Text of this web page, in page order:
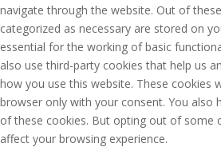
navigate through the website. Out of
categorized as necessary are stored on
essential for the working of basic
also use third-party cookies that help us
how you use this website. These cookies
browser only with your consent. You
of these cookies. But opting out of some
affect your browsing experience.